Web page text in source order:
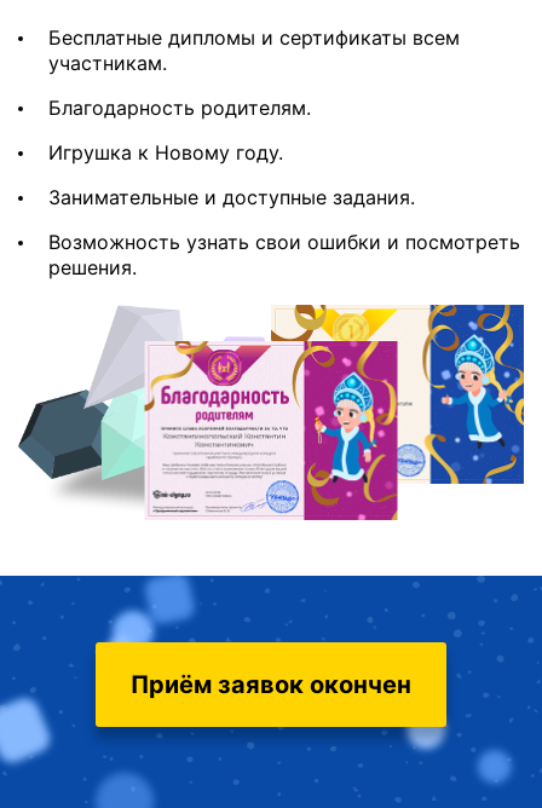
Бесплатные дипломы и сертификаты всем
участникам.
Благодарность родителям.
Игрушка к Новому году.
Занимательные и доступные задания.
Возможность узнать свои ошибки и посмотреть
решения.
Приём заявок окончен